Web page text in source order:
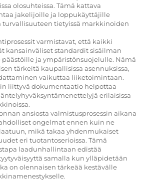
olosuhteissa. Tämä kattava
jakelijoille ja loppukäyttäjille
tietyissä markkinoiden
varmistavat, että kaikki
kansainväliset standardit sisäilman
ja ympäristönsuojelulle. Nämä
tärkeitä kaupallisissa asennuksissa,
vaikuttaa liiketoimintaan.
liittyvä dokumentaatio helpottaa
erilaisissa
ansiosta valmistusprosessin aikana
ongelmat ennen kuin ne
mikä takaa yhdenmukaiset
eri tuotantoserioissa. Tämä
laadunhallintaan edistää
samalla kun ylläpidetään
on olennaisen tärkeää kestävälle